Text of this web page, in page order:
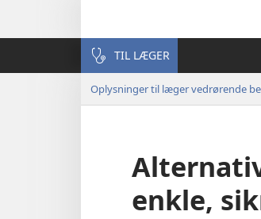
TIL LÆGER
Oplysninger til læger vedrørende
enkle,